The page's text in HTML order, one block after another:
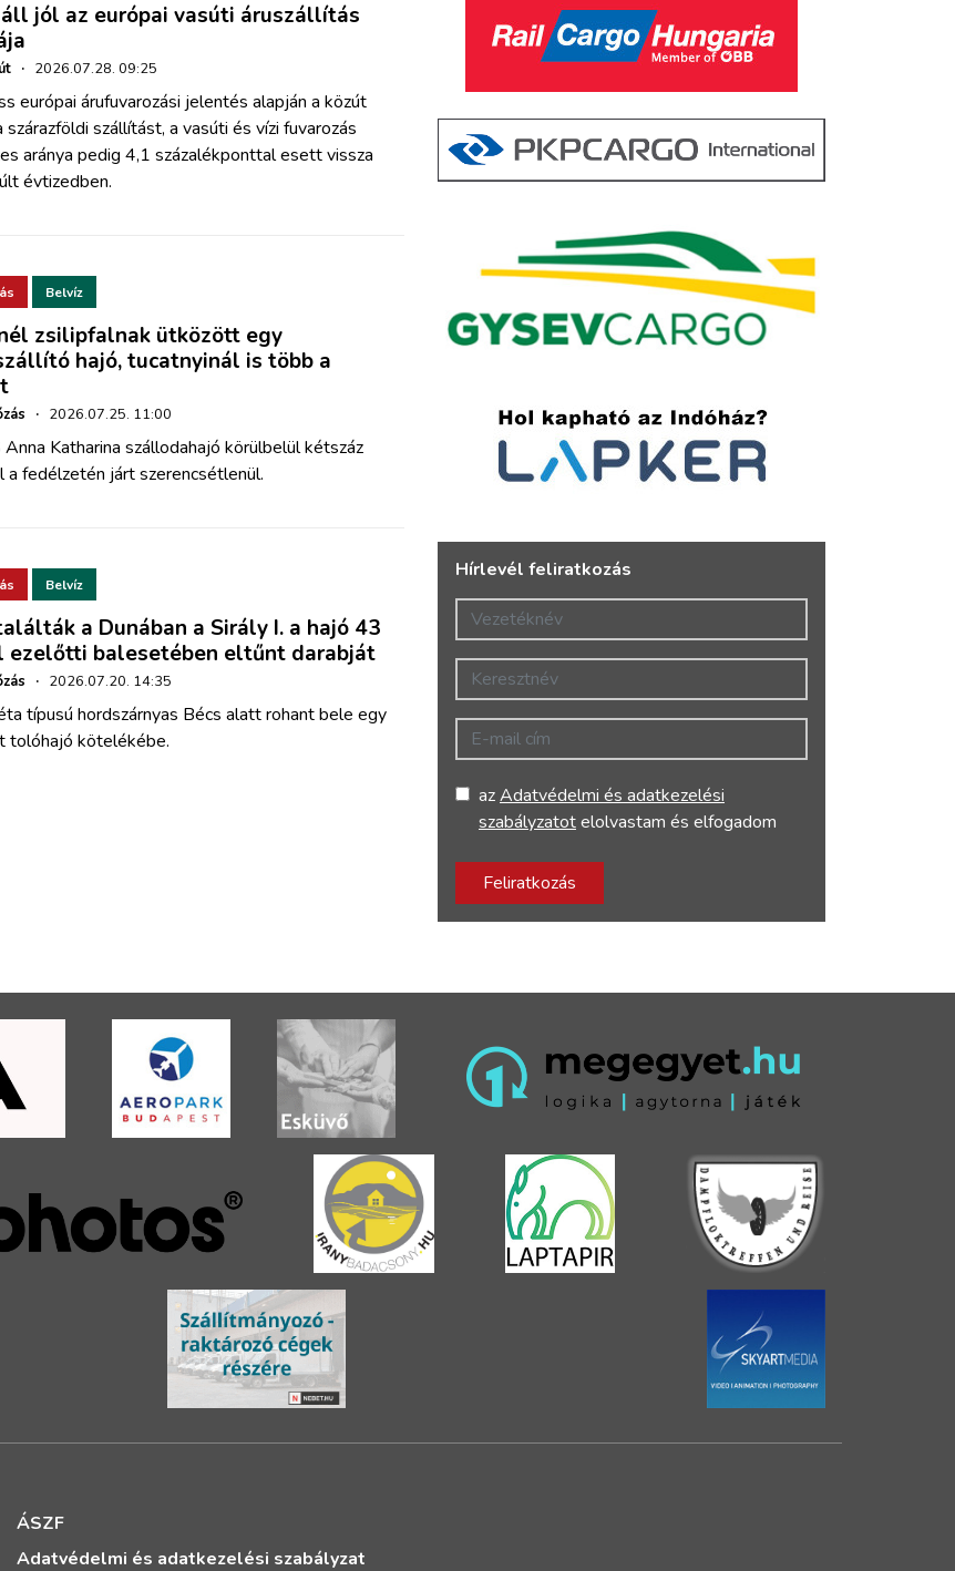
jól az európai vasúti áruszállítás
· 2026.07.28. 09:25
európai árufuvarozási jelentés alapján a közút
szárazföldi szállítást, a vasúti és vízi fuvarozás
aránya pedig 4,1 százalékponttal esett vissza
évtizedben.
Belvíz
zsilipfalnak ütközött egy
hajó, tucatnyinál is több a
· 2026.07.25. 11:00
Katharina szállodahajó körülbelül kétszáz
a fedélzetén járt szerencsétlenül.
Belvíz
a Dunában a Sirály I. a hajó 43
ezelőtti balesetében eltűnt darabját
· 2026.07.20. 14:35
típusú hordszárnyas Bécs alatt rohant bele egy
tolóhajó kötelékébe.
Hírlevél feliratkozás
Vezetéknév
Keresztnév
E-mail cím
azAdatvédelmi és adatkezelési
szabályzatotelolvastam és elfogadom
Feliratkozás
ÁSZF
Adatvédelmi és adatkezelési szabályzat